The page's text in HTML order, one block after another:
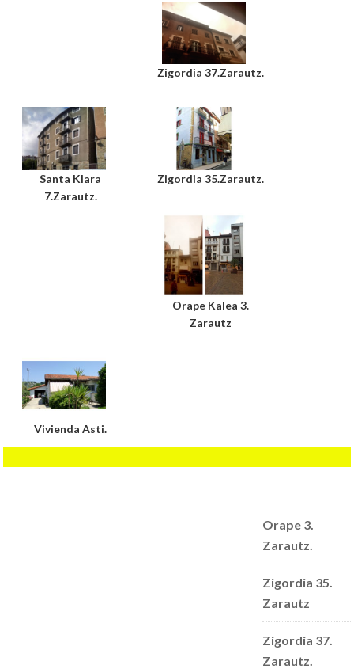
Zigordia 37.Zarautz.
Santa Klara
7.Zarautz.
Zigordia 35.Zarautz.
Orape Kalea 3.
Zarautz
Vivienda Asti.
Orape 3.
Zarautz.
Zigordia 35.
Zarautz
Zigordia 37.
Zarautz.